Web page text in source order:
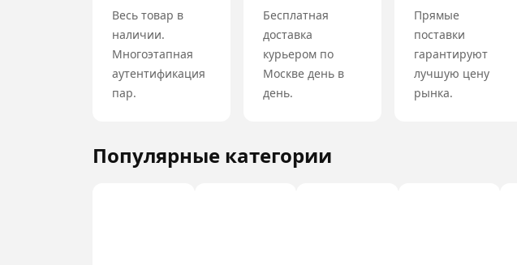
Весь товар в
наличии.
Многоэтапная
аутентификация
пар.
Бесплатная
доставка
курьером по
Москве день в
день.
Прямые
поставки
гарантируют
лучшую цену
рынка.
Популярные категории